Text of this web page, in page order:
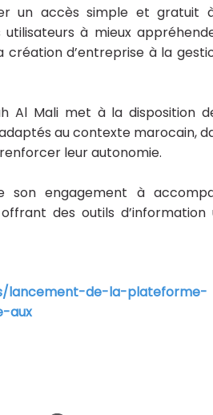
un accès simple et gratuit
à mieux
d’entreprise à la
Al Mali met à la disposition
au contexte marocain,
leur autonomie.
engagement à
des outils d’information
lancement-de-la-plateforme-
aux